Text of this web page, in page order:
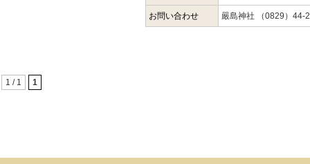
お問い合わせ 嚴島神社 （0829）44-
1 / 1 1